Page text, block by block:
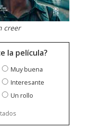
creer
la película?
Muy buena
Interesante
Un rollo